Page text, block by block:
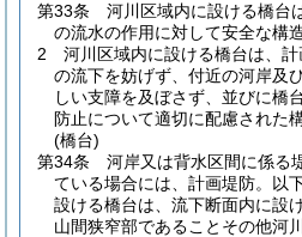
第33条
河川区域内に設ける橋台
の流水の作用に対して安全な構
2
河川区域内に設ける橋台は、
の流下を妨げず、付近の河岸及
しい支障を及ぼさず、並びに橋
防止について適切に配慮された
(橋台)
第34条
河岸又は背水区間に係る
ている場合には、計画堤防。以
設ける橋台は、流下断面内に設
山間狭窄部であることその他河